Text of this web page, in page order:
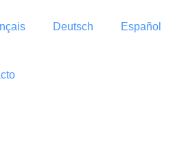
Deutsch Español